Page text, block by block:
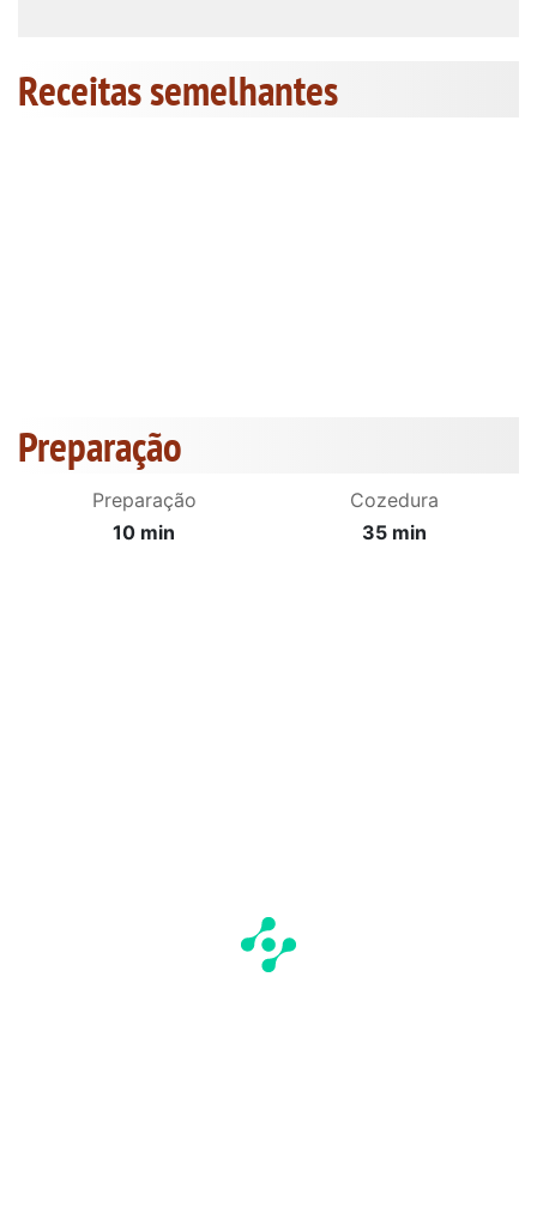
Receitas semelhantes
Preparação
Preparação
10 min
Cozedura
35 min